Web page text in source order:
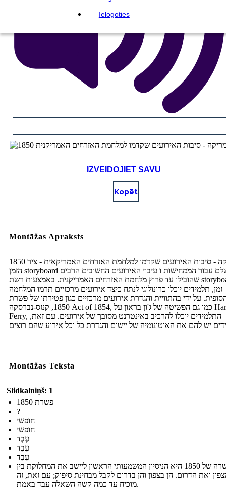
Ielogoties
IZVEIDOJIET SAVU
Kopēt
Montāžas Apraksts
1850 אמריקה - סיבות האירועים שקדמו למלחמת האזרחים האמריקאית - ציר
הזמן storyboard מושלם עבור הממחישות ו עיבוי האירועים החשובים הרבים
שהובילו עד פרוץ מלחמת האזרחים האמריקנית. באמצעות רשת storyboard ציר
זמן, תלמידים יוכלו כרונולוגי לנתח כיצד אירועים מרכזיים תרמו המלחמה
על ידי בהתוויית והגדרת אירועים מרכזיים כגון פטירתו של פשרת
1850, קנזס-נברסקה Act of 1854, כמו גם הפשיטה של ​​ג'ון בראון על Harpers
Ferry, התלמידים יוכלו להרכיב באינטרנט מסובך של אירועים. עם זאת,
Montāžas Teksta
Slidkalniņš: 1
פשרת 1850
?
חופשי
חופשי
עֶבֶד
עֶבֶד
עֶבֶד
הפשרה של 1850 היא הניסיון המשמעותי הראשון ליישב את המחלוקת בין
ואת הדרום. הן בצפון והן בדרום לקבל מבחינת סיפוק; עם זאת, זה
מוכיח עד כמה קשה השאלה עבד באמת.